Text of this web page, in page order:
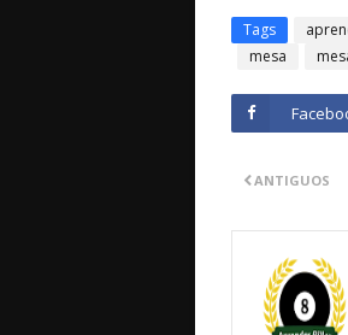
Tags
mesa
ANTIGUOS